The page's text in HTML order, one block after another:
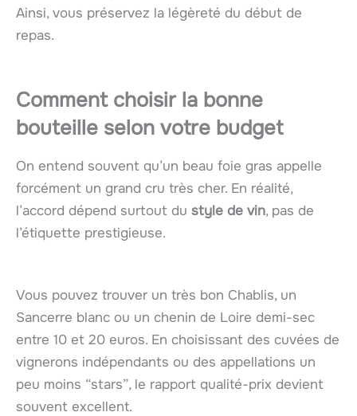
Ainsi, vous préservez la légèreté du début de
repas.
Comment choisir la bonne
bouteille selon votre budget
On entend souvent qu’un beau foie gras appelle
forcément un grand cru très cher. En réalité,
l’accord dépend surtout du style de vin, pas de
l’étiquette prestigieuse.
Vous pouvez trouver un très bon Chablis, un
Sancerre blanc ou un chenin de Loire demi-sec
entre 10 et 20 euros. En choisissant des cuvées de
vignerons indépendants ou des appellations un
peu moins “stars”, le rapport qualité-prix devient
souvent excellent.